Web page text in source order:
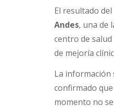
El resultado
Andes, una de
centro de
de mejoría
La información
confirmado
momento no